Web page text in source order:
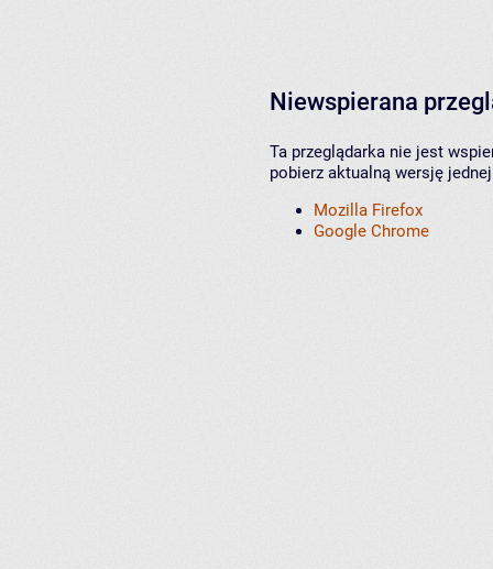
Niewspierana
Ta przeglądarka nie jest
pobierz aktualną wersję
Mozilla Firefox
Google Chrome